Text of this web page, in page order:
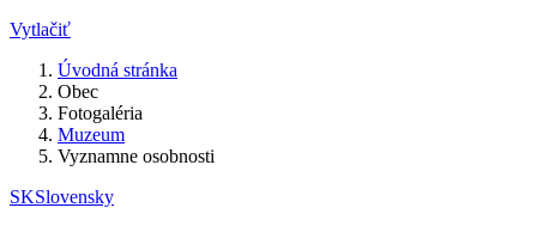
Vytlačiť
Úvodná stránka
Obec
Fotogaléria
Muzeum
Vyznamne osobnosti
SKSlovensky